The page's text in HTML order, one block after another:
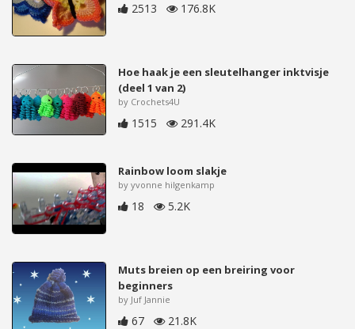
2513 176.8K
Hoe haak je een sleutelhanger inktvisje
(deel 1 van 2)
by Crochets4U
1515 291.4K
Rainbow loom slakje
by yvonne hilgenkamp
18 5.2K
Muts breien op een breiring voor
beginners
by Juf Jannie
67 21.8K